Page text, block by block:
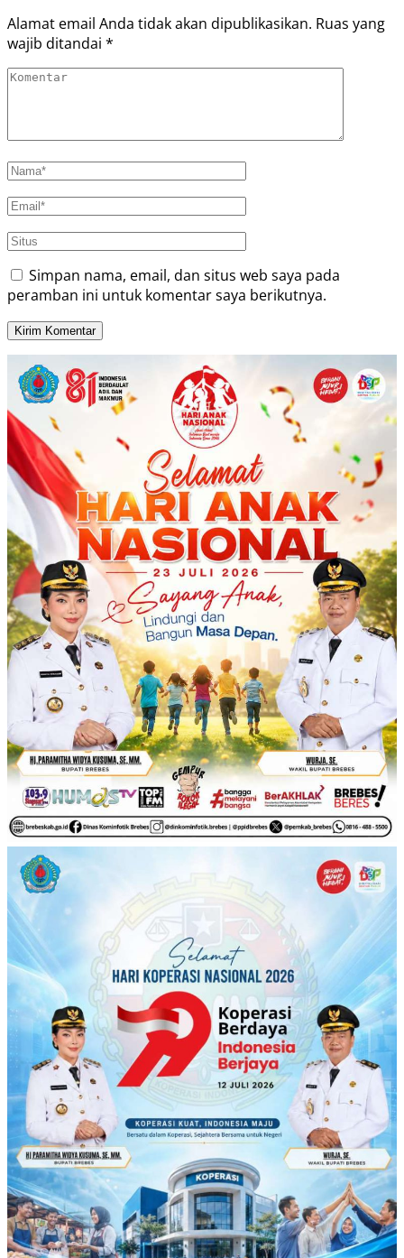
Alamat email Anda tidak akan dipublikasikan. Ruas yang
wajib ditandai *
Simpan nama, email, dan situs web saya pada
peramban ini untuk komentar saya berikutnya.